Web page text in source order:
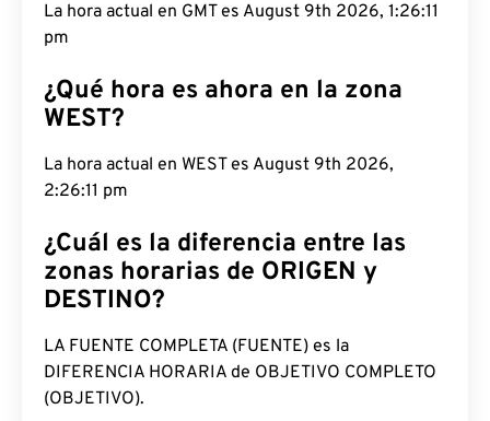
La hora actual en GMT es August 9th 2026, 1:26:12
pm
¿Qué hora es ahora en la zona
WEST?
La hora actual en WEST es August 9th 2026,
2:26:12 pm
¿Cuál es la diferencia entre las
zonas horarias de ORIGEN y
DESTINO?
LA FUENTE COMPLETA (FUENTE) es la
DIFERENCIA HORARIA de OBJETIVO COMPLETO
(OBJETIVO).